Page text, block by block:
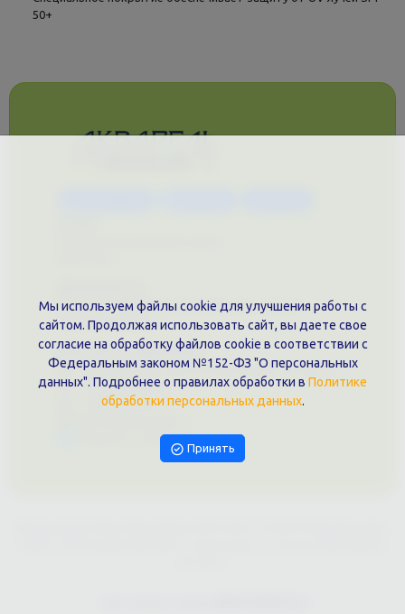
50+
Политика обработки персональных данных
Публичная оферта
Контакты филиала
г. Краснодар, ул. Шоссе Нефтяников, 28, оф. 51
+7 (861)202-09-02
+7 (909)466-00-16
Написать в Telegram
Мы используем файлы cookie для улучшения работы с
сайтом. Продолжая использовать сайт, вы даете свое
согласие на обработку файлов cookie в соответствии с
Федеральным законом №152-ФЗ "О персональных
данных". Подробнее о правилах обработки в Политике
обработки персональных данных.
Принять